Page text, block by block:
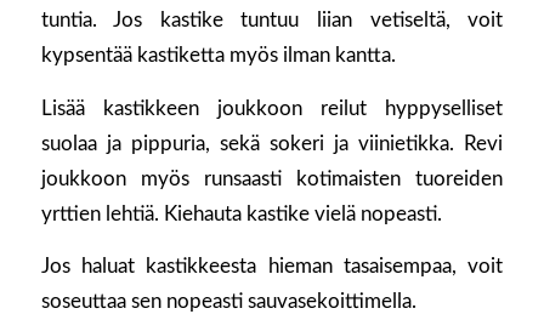
tuntia. Jos kastike tuntuu liian vetiseltä, voit
kypsentää kastiketta myös ilman kantta.
Lisää kastikkeen joukkoon reilut hyppyselliset
suolaa ja pippuria, sekä sokeri ja viinietikka. Revi
joukkoon myös runsaasti kotimaisten tuoreiden
yrttien lehtiä. Kiehauta kastike vielä nopeasti.
Jos haluat kastikkeesta hieman tasaisempaa, voit
soseuttaa sen nopeasti sauvasekoittimella.